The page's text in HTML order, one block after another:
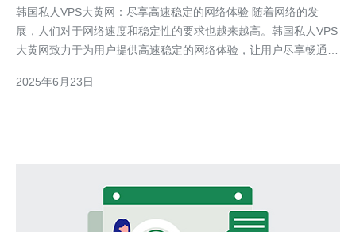
韩国私人VPS大黄网：尽享高速稳定的网络体验 随着网络的发
展，人们对于网络速度和稳定性的要求也越来越高。韩国私人VPS
大黄网致力于为用户提供高速稳定的网络体验，让用户尽享畅通无
用先进的技术和设备，确保网络稳定运行。无论您是在进行日常办
2025年6月23日